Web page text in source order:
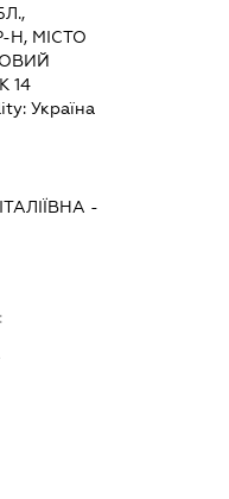
МІСТО
14
Україна
-